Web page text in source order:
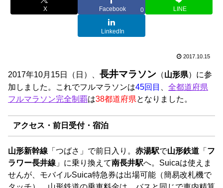
X Facebook 0 LINE
LinkedIn
2017.10.15
2017年10月15日（日）、 長井マラソン （山形県）に参
加しました。これでフルマラソンは45回目
全都道府県
フルマラソン完全制覇は38都道府県となりました。
アクセス・前日受付・宿泊
山形新幹線 「つばさ」で前日入り。 赤湯駅で山形鉄道 「 フ
ラワー長井線 」に乗り換えて南長井駅へ。Suicaは使えま
せんが、モバイルSuica特急券は出場可能（簡易改札機で